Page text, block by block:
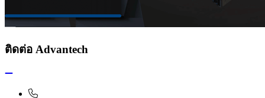
ติดต่อ Advantech